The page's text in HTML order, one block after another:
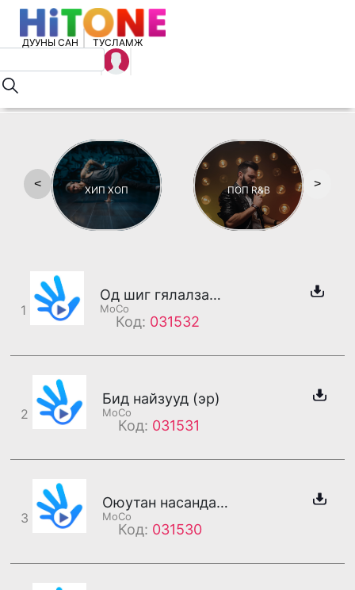
ДУУНЫ САН ТУСЛАМЖ
ХИП ХОП ПОП R&B
< >
1
Од шиг гялалзаж, гал шиг дүрэлзэх идэр залуус (эр)
MoCo
Код: 031532
2
Бид найзууд (эр)
MoCo
Код: 031531
3
Оюутан насандаа би хайртай (эр)
MoCo
Код: 031530